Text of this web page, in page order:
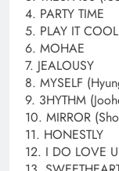
4. PARTY TIME
5. PLAY IT COOL
6. MOHAE
7. JEALOUSY
8. MYSELF
9. 3HYTHM
10. MIRROR
11. HONESTLY
12. I DO LOVE U